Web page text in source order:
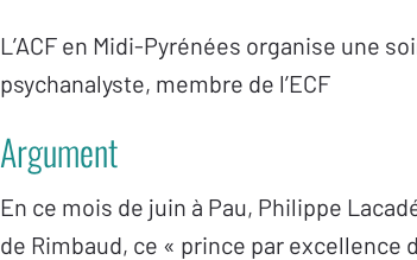
L’ACF en Midi-Pyrénées organise une
psychanalyste, membre de l’ECF
Argument
En ce mois de juin à Pau, Philippe
de Rimbaud, ce « prince par excellence